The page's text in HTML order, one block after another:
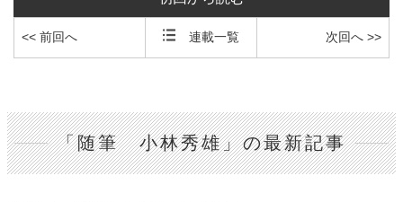
<< 前回へ 連載一覧 次回へ >>
「随筆 小林秀雄」の最新記事